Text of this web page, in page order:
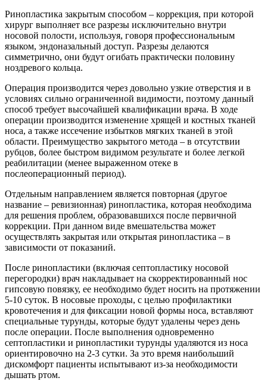
Ринопластика закрытым способом – коррекция, при которой
хирург выполняет все разрезы исключительно внутри
носовой полости, используя, говоря профессиональным
языком, эндоназальный доступ. Разрезы делаются
симметрично, они будут огибать практически половину
ноздревого кольца.
Операция производится через довольно узкие отверстия и в
условиях сильно ограниченной видимости, поэтому данный
способ требует высочайшей квалификации врача. В ходе
операции производится изменение хрящей и костных тканей
носа, а также иссечение избытков мягких тканей в этой
области. Преимущество закрытого метода – в отсутствии
рубцов, более быстром видимом результате и более легкой
реабилитации (менее выраженном отеке в
послеоперационный период).
Отдельным направлением является повторная (другое
название – ревизионная) ринопластика, которая необходима
для решения проблем, образовавшихся после первичной
коррекции. При данном виде вмешательства может
осуществлять закрытая или открытая ринопластика – в
зависимости от показаний.
После ринопластики (включая септопластику носовой
перегородки) врач накладывает на скорректированный нос
гипсовую повязку, ее необходимо будет носить на протяжении
5-10 суток. В носовые проходы, с целью профилактики
кровотечения и для фиксации новой формы носа, вставляют
специальные турунды, которые будут удалены через день
после операции. После выполнения одновременно
септопластики и ринопластики турунды удаляются из носа
ориентировочно на 2-3 сутки. За это время наибольший
дискомфорт пациенты испытывают из-за необходимости
дышать ртом.